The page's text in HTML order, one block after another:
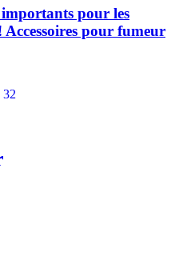
pour les
pour fumeur